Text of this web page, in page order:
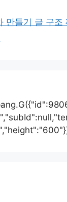
만들기 글 구조